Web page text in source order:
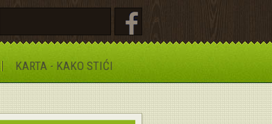
KARTA - KAKO STIĆI